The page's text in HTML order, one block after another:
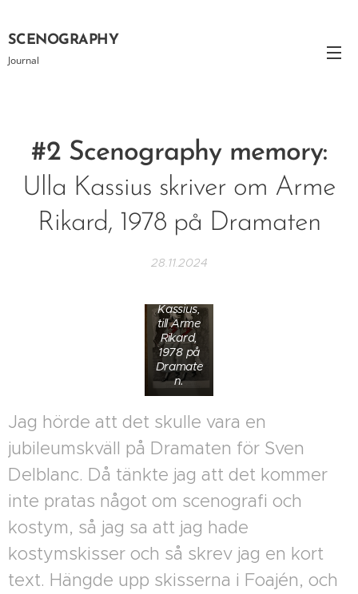
SCENOGRAPHY
Journal
#2 Scenography memory:
Ulla Kassius skriver om Arme
Rikard, 1978 på Dramaten
28.11.2024
Kassius,
till Arme
Rikard,
1978 på
Dramate
n.
Jag hörde att det skulle vara en
jubileumskväll på Dramaten för Sven
Delblanc. Då tänkte jag att det kommer
inte pratas något om scenografi och
kostym, så jag sa att jag hade
kostymskisser och så skrev jag en kort
text. Hängde upp skisserna i Foajén, och